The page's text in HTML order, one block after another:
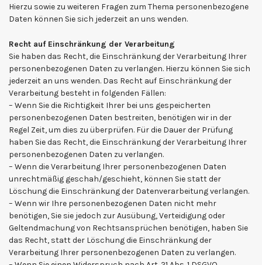
Hierzu sowie zu weiteren Fragen zum Thema personenbezogene
Daten können Sie sich jederzeit an uns wenden.
Recht auf Einschränkung der Verarbeitung
Sie haben das Recht, die Einschränkung der Verarbeitung Ihrer
personenbezogenen Daten zu verlangen. Hierzu können Sie sich
jederzeit an uns wenden. Das Recht auf Einschränkung der
Verarbeitung besteht in folgenden Fällen:
– Wenn Sie die Richtigkeit Ihrer bei uns gespeicherten
personenbezogenen Daten bestreiten, benötigen wir in der
Regel Zeit, um dies zu überprüfen. Für die Dauer der Prüfung
haben Sie das Recht, die Einschränkung der Verarbeitung Ihrer
personenbezogenen Daten zu verlangen.
– Wenn die Verarbeitung Ihrer personenbezogenen Daten
unrechtmäßig geschah/geschieht, können Sie statt der
Löschung die Einschränkung der Datenverarbeitung verlangen.
– Wenn wir Ihre personenbezogenen Daten nicht mehr
benötigen, Sie sie jedoch zur Ausübung, Verteidigung oder
Geltendmachung von Rechtsansprüchen benötigen, haben Sie
das Recht, statt der Löschung die Einschränkung der
Verarbeitung Ihrer personenbezogenen Daten zu verlangen.